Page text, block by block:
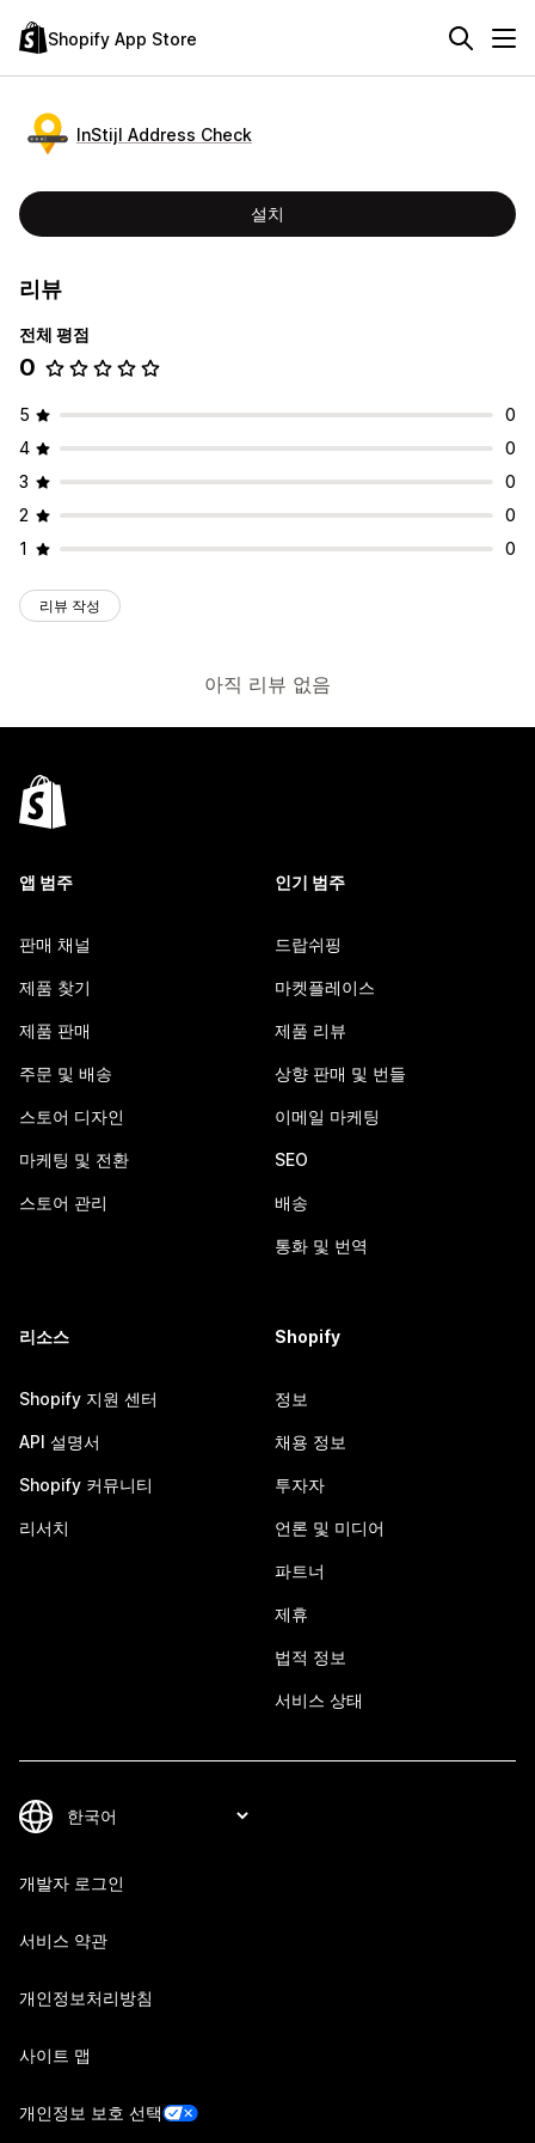
Shopify App Store
InStijl Address Check
설치
리뷰
전체 평점
0
5
0
4
0
3
0
2
0
1
0
리뷰 작성
아직 리뷰 없음
앱 범주
판매 채널
제품 찾기
제품 판매
주문 및 배송
스토어 디자인
마케팅 및 전환
스토어 관리
인기 범주
드랍쉬핑
마켓플레이스
제품 리뷰
상향 판매 및 번들
이메일 마케팅
SEO
배송
통화 및 번역
리소스
Shopify 지원 센터
API 설명서
Shopify 커뮤니티
리서치
Shopify
정보
채용 정보
투자자
언론 및 미디어
파트너
제휴
법적 정보
서비스 상태
개발자 로그인
서비스 약관
개인정보처리방침
사이트 맵
개인정보 보호 선택